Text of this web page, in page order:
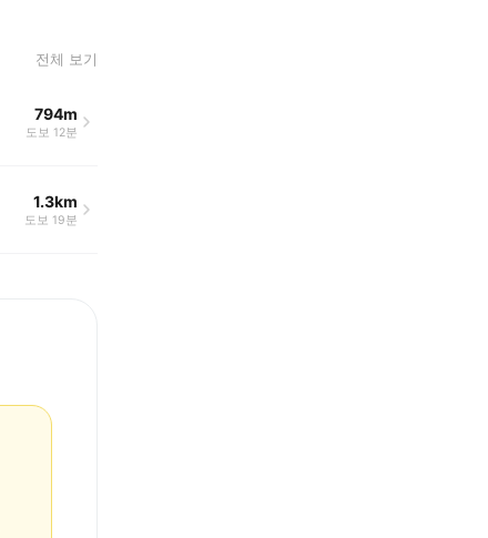
전체 보기
794m
도보 12분
1.3km
도보 19분